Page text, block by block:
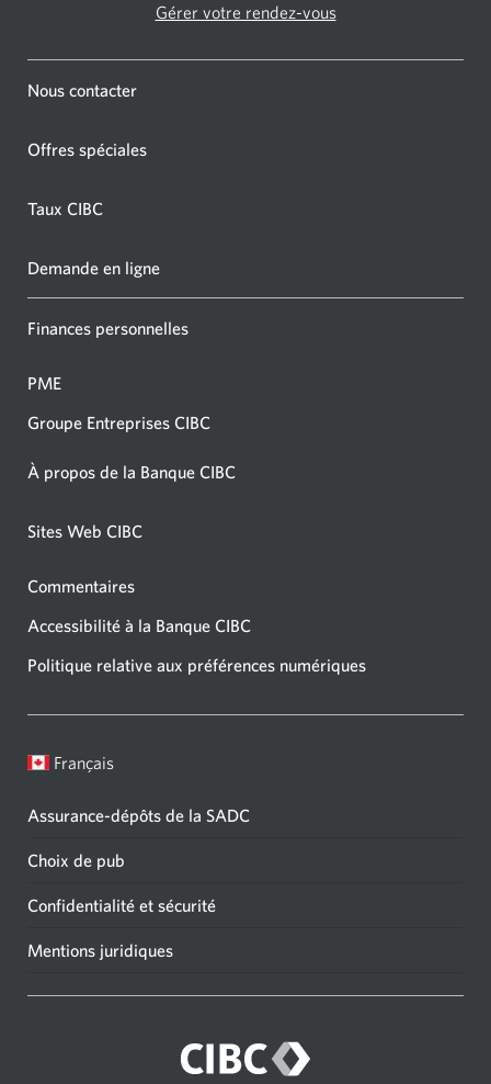
Gérer votre rendez-vous
Nous contacter
Offres spéciales
Taux CIBC
Demande en ligne
Finances personnelles
PME
Groupe Entreprises CIBC
À propos de la Banque CIBC
Sites Web CIBC
Commentaires
Accessibilité à la Banque CIBC
Politique relative aux préférences numériques
Français
Assurance-dépôts de la SADC
Choix de pub
Confidentialité et sécurité
Mentions juridiques